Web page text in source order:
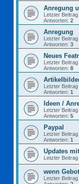
Anregung
Letzter
Antworten: 2
Anregung
Letzter
Antworten: 3
Neues
Letzter
Antworten: 8
Letzter
Antworten: 1
Ideen /
Letzter
Antworten: 5
Paypal
Letzter
Antworten: 1
Updates
Letzter
wenn
Letzter